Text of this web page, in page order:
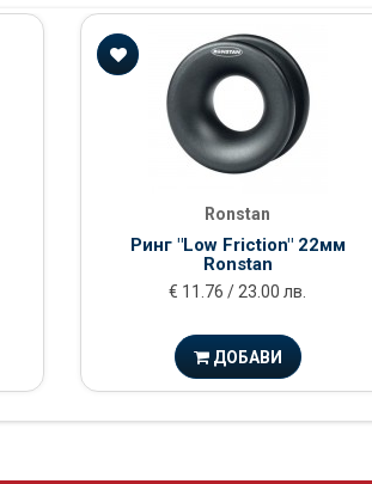
Ronstan
Ринг "Low Friction" 22мм
Ronstan
€ 11.76 / 23.00 лв.
ДОБАВИ